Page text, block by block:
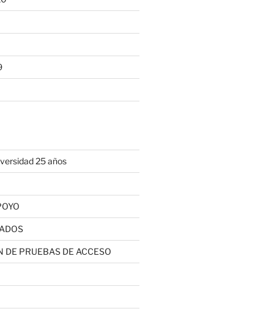
25 años
DE PRUEBAS DE ACCESO